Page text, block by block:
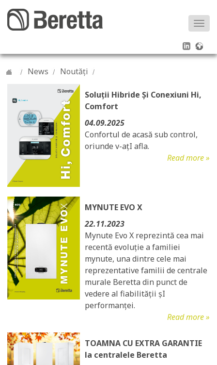
News Noutăți
Soluții Hibride Și Conexiuni Hi,
Comfort
04.09.2025
Confortul de acasă sub control,
oriunde v-ațI afla.
Read more »
MYNUTE EVO X
22.11.2023
Mynute Evo X reprezintă cea mai
recentă evoluție a familiei
mynute, una dintre cele mai
reprezentative familii de centrale
murale Beretta din punct de
vedere al fiabilității șI
performanței.
Read more »
TOAMNA CU EXTRA GARANTIE
la centralele Beretta